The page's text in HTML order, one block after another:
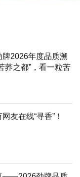
2026年度品质溯
荞之都”，看一粒苦
友在线“寻香”！